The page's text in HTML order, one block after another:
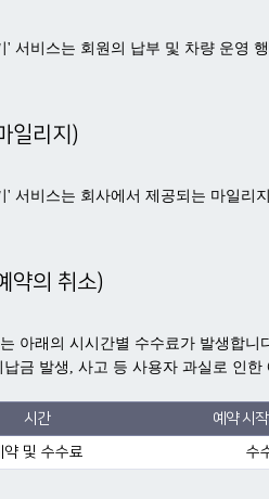
' 서비스는 회원의 납부 및 차량 운영
일리지)
' 서비스는 회사에서 제공되는 마일리
약의 취소)
아래의 시시간별 수수료가 발생합
납금 발생, 사고 등 사용자 과실로 인
시간 예약 시
약 및 수수료
수